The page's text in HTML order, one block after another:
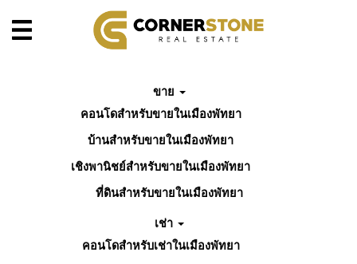
ขาย
คอนโดสำหรับขายในเมืองพัทยา
บ้านสำหรับขายในเมืองพัทยา
เชิงพานิชย์สำหรับขายในเมืองพัทยา
ที่ดินสำหรับขายในเมืองพัทยา
เช่า
คอนโดสำหรับเช่าในเมืองพัทยา